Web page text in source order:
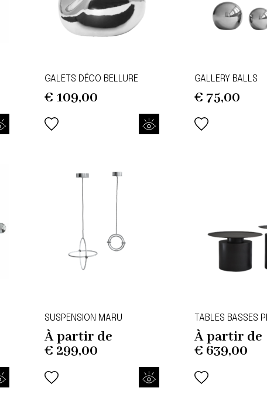
GALETS DÉCO BELLURE
€ 109,00
GALLERY BALLS
€ 75,00
SUSPENSION MARU
À partir de
€ 299,00
TABLES BASSES
À partir de
€ 639,00